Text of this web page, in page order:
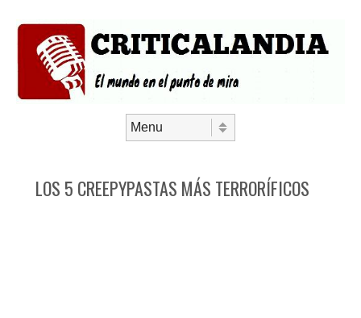
LOS 5 CREEPYPASTAS MÁS TERRORÍFICOS